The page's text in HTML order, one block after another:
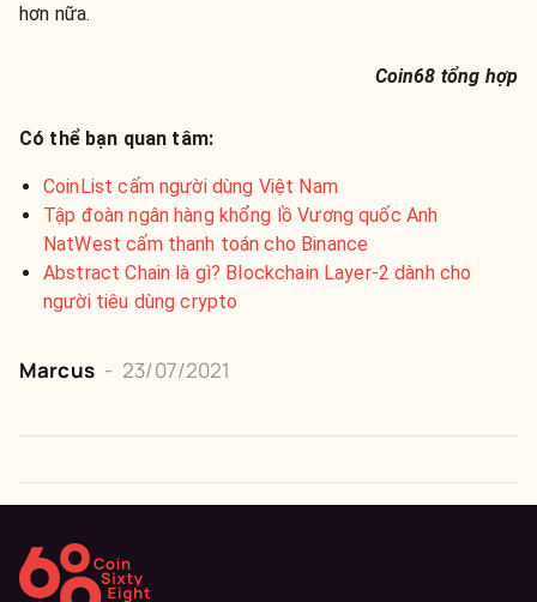
hơn nữa.
Coin68 tổng hợp
Có thể bạn quan tâm:
CoinList cấm người dùng Việt Nam
Tập đoàn ngân hàng khổng lồ Vương quốc Anh
NatWest cấm thanh toán cho Binance
Abstract Chain là gì? Blockchain Layer-2 dành cho
người tiêu dùng crypto
Marcus - 23/07/2021